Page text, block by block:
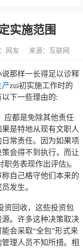
实施范围
网友 来源：互联网
那样一长得足以诊释
产zui初实施工作时的
下一些理由的:
都是免除其他责任
是特地从现有文职人
常责任。因为如果项
会得不到执行，而让
务表现作出评估)。
自己格守他们本来的
发生。
回收，这些投资包
。许多这种决策取决
会采取“全包”形式来
理人员不知所措。相